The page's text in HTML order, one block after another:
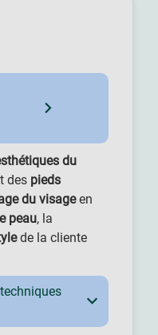
du
des pieds
du visageen
peau, la
de la cliente